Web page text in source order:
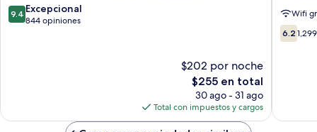
9.4
de
9.4 Excepcional
844 opiniones
$202 por noche
El
precio
actual
es
$255 en total
30 ago - 31 ago
Total con impuestos y cargos
Wifi
6.2
de
6.2